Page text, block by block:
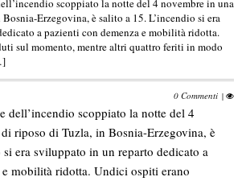
scoppiato la notte del 4 novembre in una
Erzegovina, è salito a 15. L’incendio si era
a pazienti con demenza e mobilità ridotta.
sul momento, mentre altri quattro feriti in modo
0 Commenti |
scoppiato la notte del 4
riposo di Tuzla, in Bosnia-Erzegovina, è
era sviluppato in un reparto dedicato a
mobilità ridotta. Undici ospiti erano